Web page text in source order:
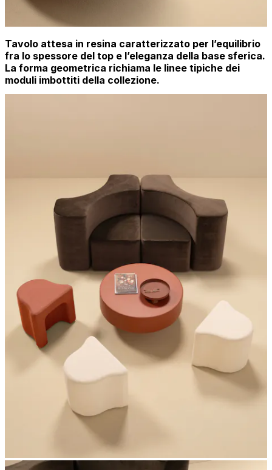
Tavolo attesa in resina caratterizzato per l’equilibrio
fra lo spessore del top e l’eleganza della base sferica.
La forma geometrica richiama le linee tipiche dei
moduli imbottiti della collezione.